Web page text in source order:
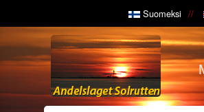
Suomeksi